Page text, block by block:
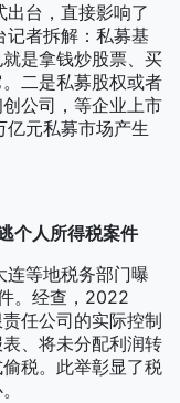
台，直接影响了
者拆解：私募基
是拿钱炒股票、买
二是私募股权或者
公司，等企业上市
亿元私募市场产生
个人所得税案件
等地税务部门曝
。经查，2022
任公司的实际控制
、将未分配利润转
税。此举彰显了税